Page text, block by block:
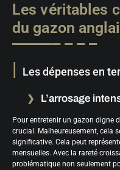
Les véritables
du gazon
Les dépenses en
L’arrosage
Pour entretenir un gazon digne
crucial. Malheureusement, cela
significative. Cela peut
mensuelles. Avec la rareté
problématique non seulement